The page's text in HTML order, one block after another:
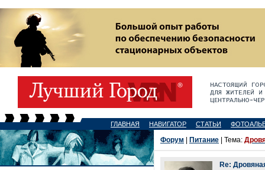
ГЛАВНАЯ НАВИГАТОР СТАТЬИ
Форум Питание | Тема:
Re: